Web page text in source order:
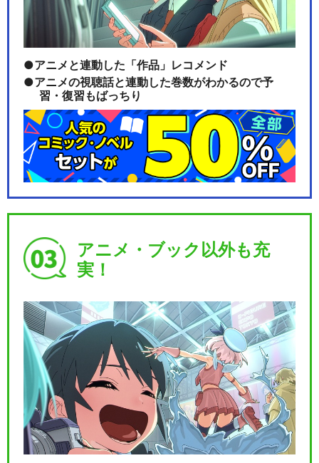
アニメと連動した「作品」レコメンド
アニメの視聴話と連動した巻数がわかるので予
習・復習もばっちり
アニメ・ブック以外も充
実！